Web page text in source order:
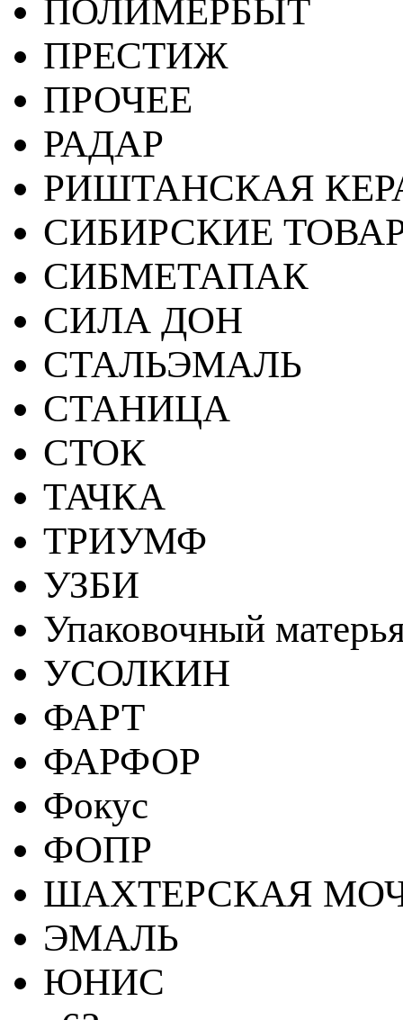
ПОЛИМЕРБЫТ
ПРЕСТИЖ
ПРОЧЕЕ
РАДАР
РИШТАНСКАЯ
СИБИРСКИЕ
СИБМЕТАПАК
СИЛА ДОН
СТАЛЬЭМАЛЬ
СТАНИЦА
СТОК
ТАЧКА
ТРИУМФ
УЗБИ
Упаковочный
УСОЛКИН
ФАРТ
ФАРФОР
Фокус
ФОПР
ШАХТЕРСКАЯ
ЭМАЛЬ
ЮНИС